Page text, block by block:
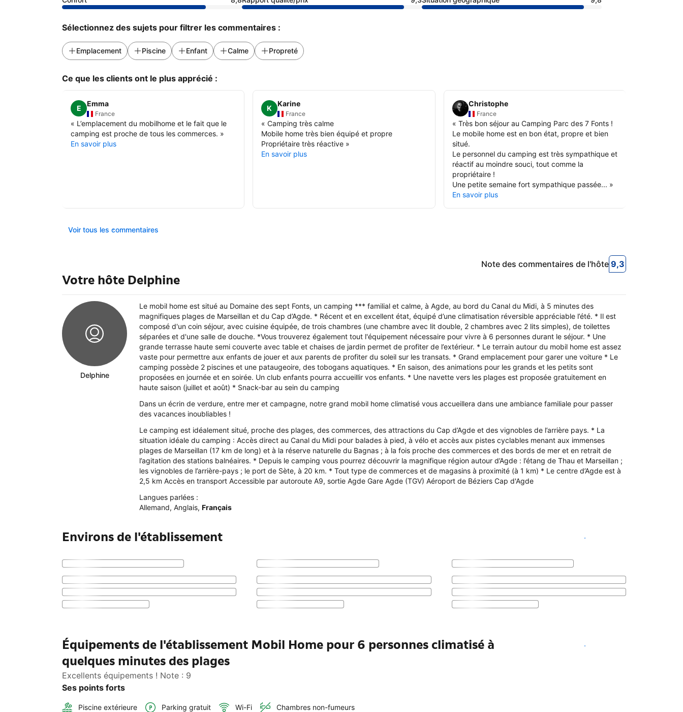
Sélectionnez des sujets pour filtrer les commentaires :
Emplacement Piscine Enfant Calme Propreté
Ce que les clients ont le plus apprécié :
E
Emma
France
« L’emplacement du mobilhome et le fait que le
camping est proche de tous les commerces. »
En savoir plus
K
Karine
France
«Camping très calme
Mobile home très bien équipé et propre
Propriétaire très réactive »
En savoir plus
Christophe
France
« Très bon séjour au Camping Parc des 7 Fonts !
Le mobile home est en bon état, propre et bien
situé.
Le personnel du camping est très sympathique et
réactif au moindre souci, tout comme la
propriétaire !
Une petite semaine fort sympathique passée... »
En savoir plus
Voir tous les commentaires
Votre hôte Delphine
9,3
9,3Note des
Note des commentaires de l'hôte
Delphine
Le mobil home est situé au Domaine des sept Fonts, un camping *** familial et calme, à Agde, au bord du Canal du Midi, à 5 minutes des
magnifiques plages de Marseillan et du Cap d’Agde. * Récent et en excellent état, équipé d’une climatisation réversible appréciable l’été. * Il est
composé d'un coin séjour, avec cuisine équipée, de trois chambres (une chambre avec lit double, 2 chambres avec 2 lits simples), de toilettes
séparées et d'une salle de douche. *Vous trouverez également tout l'équipement nécessaire pour vivre à 6 personnes durant le séjour. * Une
grande terrasse haute semi couverte avec table et chaises de jardin permet de profiter de l’extérieur. * Le terrain autour du mobil home est assez
vaste pour permettre aux enfants de jouer et aux parents de profiter du soleil sur les transats. * Grand emplacement pour garer une voiture * Le
camping possède 2 piscines et une pataugeoire, des tobogans aquatiques. * En saison, des animations pour les grands et les petits sont
proposées en journée et en soirée. Un club enfants pourra accueillir vos enfants. * Une navette vers les plages est proposée gratuitement en
haute saison (juillet et août) * Snack-bar au sein du camping
Dans un écrin de verdure, entre mer et campagne, notre grand mobil home climatisé vous accueillera dans une ambiance familiale pour passer
des vacances inoubliables !
Le camping est idéalement situé, proche des plages, des commerces, des attractions du Cap d’Agde et des vignobles de l’arrière pays. * La
situation idéale du camping : Accès direct au Canal du Midi pour balades à pied, à vélo et accès aux pistes cyclables menant aux immenses
plages de Marseillan (17 km de long) et à la réserve naturelle du Bagnas ; à la fois proche des commerces et des bords de mer et en retrait de
l’agitation des stations balnéaires. * Depuis le camping vous pourrez découvrir la magnifique région autour d’Agde : l’étang de Thau et Marseillan ;
les vignobles de l’arrière-pays ; le port de Sète, à 20 km. * Tout type de commerces et de magasins à proximité (à 1 km) * Le centre d’Agde est à
2,5 km Accès en transport Accessible par autoroute A9, sortie Agde Gare Agde (TGV) Aéroport de Béziers Cap d'Agde
Langues parlées :
Allemand, Anglais, Français
Environs de l'établissement Voir les disponibilités
Équipements de l'établissement Mobil Home pour 6 personnes climatisé à
quelques minutes des plages
Excellents équipements ! Note : 9
Voir les disponibilités
Ses points forts
Piscine extérieure Parking gratuit Wi-Fi Chambres non-fumeurs